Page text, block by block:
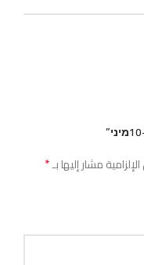
مشار إليها بـ*